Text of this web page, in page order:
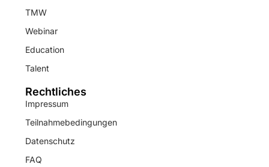
TMW
Webinar
Education
Talent
Rechtliches
Impressum
Teilnahmebedingungen
Datenschutz
FAQ